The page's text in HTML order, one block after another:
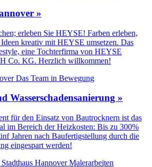
»
erleben Sie HEYSE! Farben erleben,
kreativ mit HEYSE umsetzen. Das
eine Tochterfirma von HEYSE
Co. KG. Herzlich willkommen!
Wasserschadensanierung »
für den Einsatz von Bautrocknern ist das
im Bereich der Heizkosten: Bis zu 300%
Jahren nach Baufertigstellung durch die
eingespart werden!